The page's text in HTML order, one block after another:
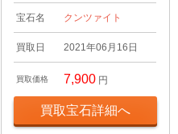
宝石名 クンツァイト
買取日 2021年06月16日
買取価格 7,900 円
買取宝石詳細へ